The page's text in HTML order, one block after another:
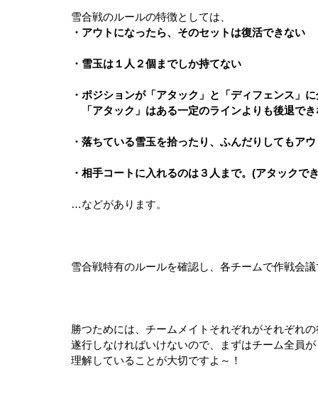
雪合戦のルールの特徴としては、
・アウトになったら、そのセットは復活できない
・雪玉は１人２個までしか持てない
・ポジションが「アタック」と「ディフェンス」
「アタック」はある一定のラインよりも後退で
・落ちている雪玉を拾ったり、ふんだりしてもア
・相手コートに入れるのは３人まで。(アタックで
…などがあります。
雪合戦特有のルールを確認し、各チームで作戦会
勝つためには、チームメイトそれぞれがそれぞれ
遂行しなければいけないので、まずはチーム全員
理解していることが大切ですよ～！